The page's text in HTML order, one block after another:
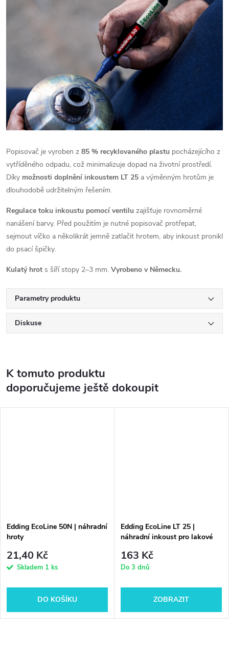
Popisovač je vyroben z 85 % recyklovaného plastu pocházejícího z
vytříděného odpadu, což minimalizuje dopad na životní prostředí.
Díky možnosti doplnění inkoustem LT 25 a výměnným hrotům je
dlouhodobě udržitelným řešením.
Regulace toku inkoustu pomocí ventilu zajišťuje rovnoměrné
nanášení barvy. Před použitím je nutné popisovač protřepat,
sejmout víčko a několikrát jemně zatlačit hrotem, aby inkoust pronikl
do psací špičky.
Kulatý hrot s šíří stopy 2–3 mm. Vyrobeno v Německu.
Parametry produktu
Diskuse
K tomuto produktu
doporučujeme ještě dokoupit
Edding EcoLine 50N | náhradní
hroty
21,40 Kč
Skladem 1 ks
DO KOŠÍKU
Edding EcoLine LT 25 |
náhradní inkoust pro lakové
163 Kč
Do 3 dnů
ZOBRAZIT